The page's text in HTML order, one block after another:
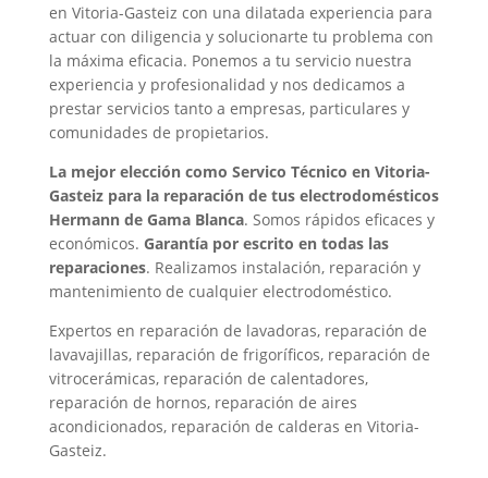
en Vitoria-Gasteiz con una dilatada experiencia para
actuar con diligencia y solucionarte tu problema con
la máxima eficacia. Ponemos a tu servicio nuestra
experiencia y profesionalidad y nos dedicamos a
prestar servicios tanto a empresas, particulares y
comunidades de propietarios.
La mejor elección como Servico Técnico en Vitoria-
Gasteiz para la reparación de tus electrodomésticos
Hermann de Gama Blanca. Somos rápidos eficaces y
económicos. Garantía por escrito en todas las
reparaciones. Realizamos instalación, reparación y
mantenimiento de cualquier electrodoméstico.
Expertos en reparación de lavadoras, reparación de
lavavajillas, reparación de frigoríficos, reparación de
vitrocerámicas, reparación de calentadores,
reparación de hornos, reparación de aires
acondicionados, reparación de calderas en Vitoria-
Gasteiz.